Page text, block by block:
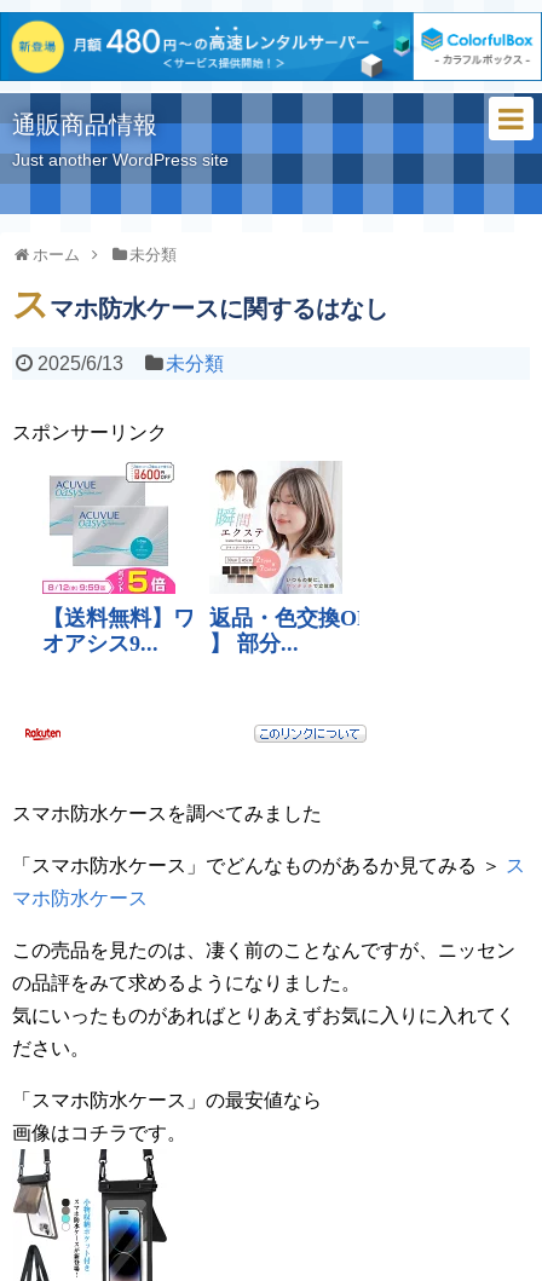
通販商品情報
Just another WordPress site
ホーム 未分類
スマホ防水ケースに関するはなし
2025/6/13 未分類
スポンサーリンク
スマホ防水ケースを調べてみました
「スマホ防水ケース」でどんなものがあるか見てみる ＞ ス
マホ防水ケース
この売品を見たのは、凄く前のことなんですが、ニッセン
の品評をみて求めるようになりました。
気にいったものがあればとりあえずお気に入りに入れてく
ださい。
「スマホ防水ケース」の最安値なら
画像はコチラです。